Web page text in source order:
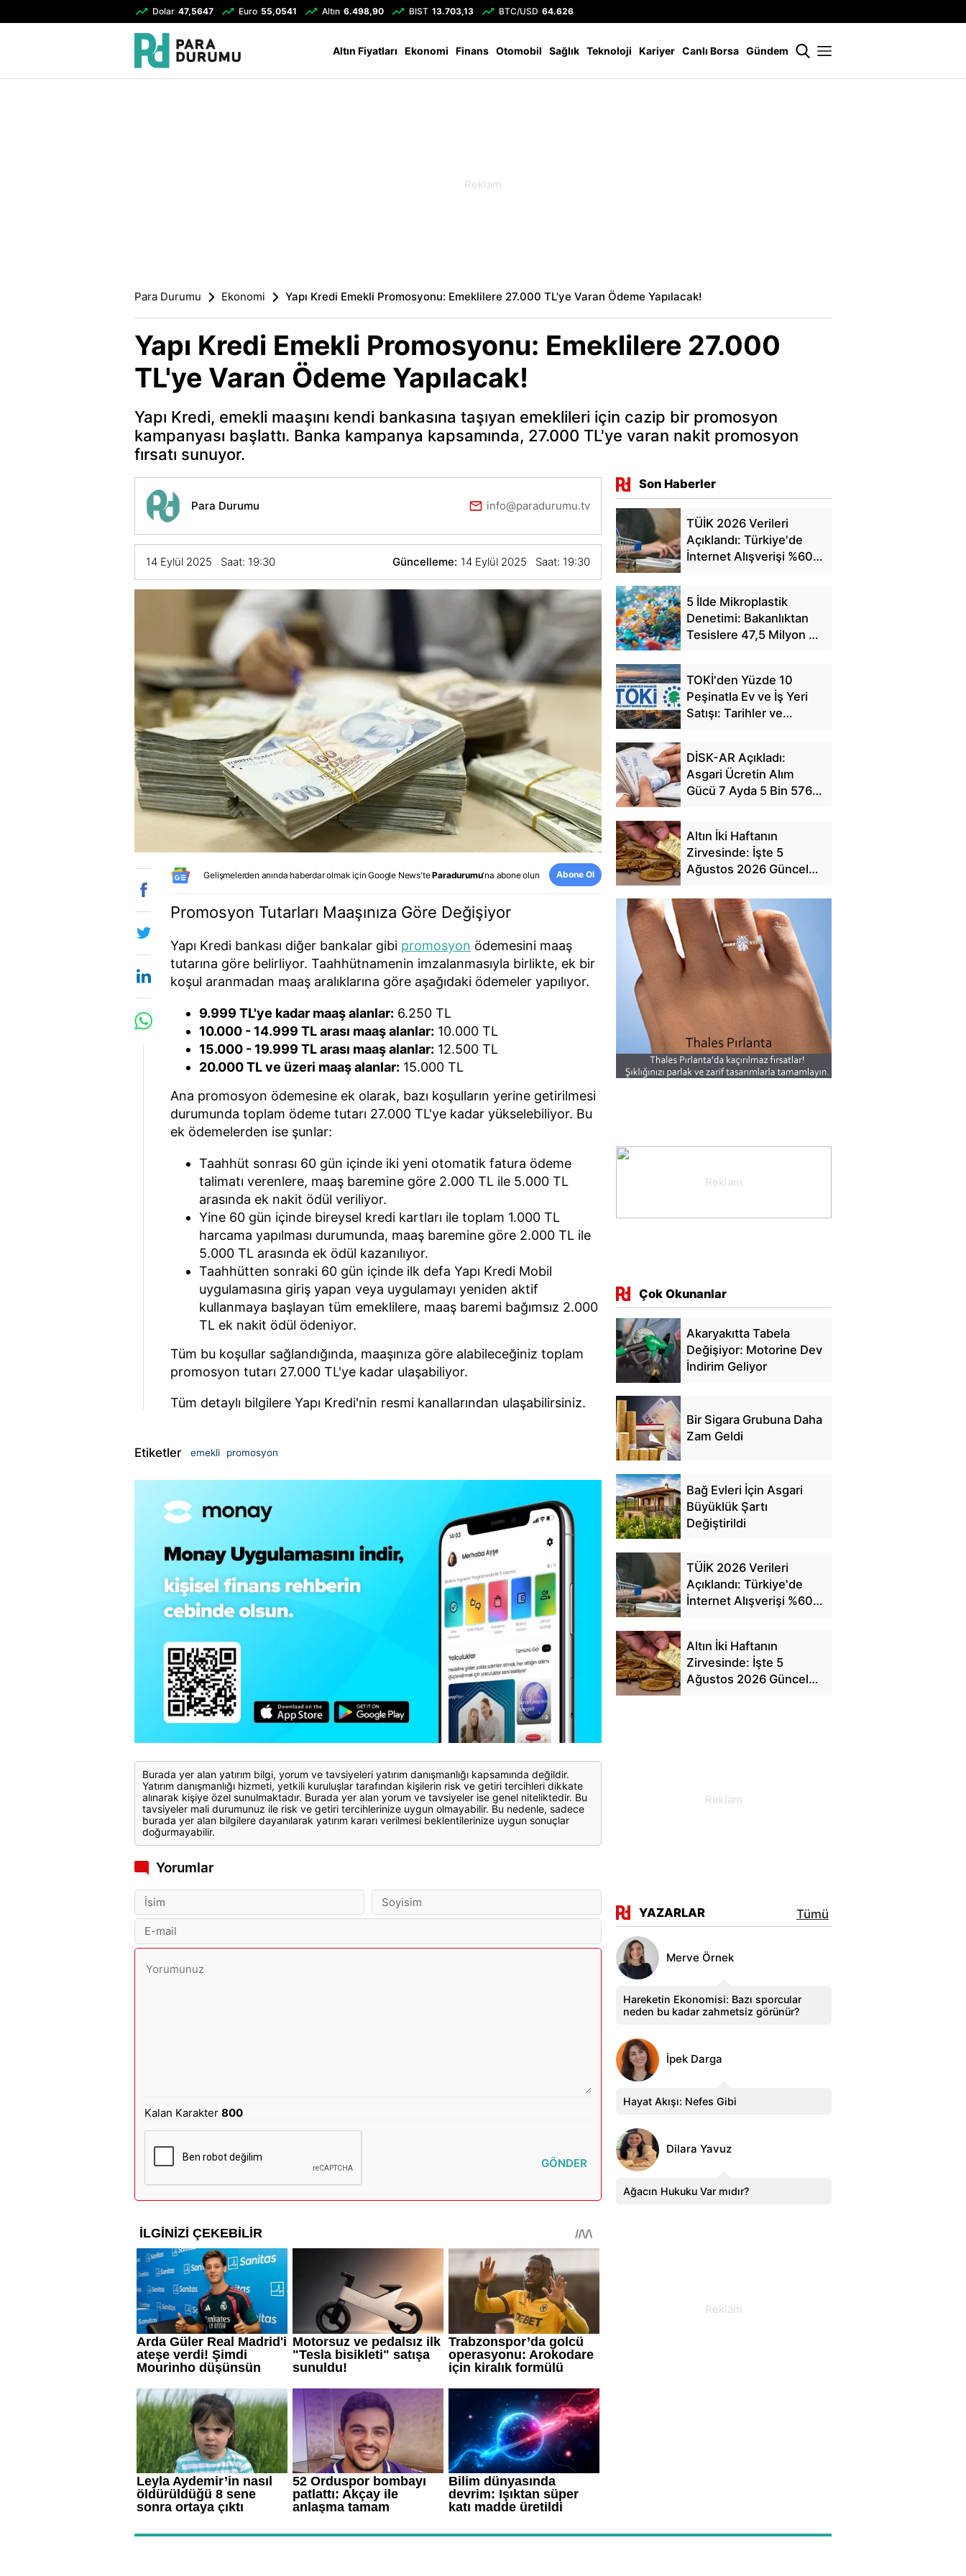
Dolar 47,5647 Euro 55,0541 Altın 6.498,90 BIST 13.703,13 BTC/USD 64.626
Altın Fiyatları Ekonomi Finans Otomobil Sağlık Teknoloji Kariyer Canlı Borsa Gündem
Para Durumu Ekonomi Yapı Kredi Emekli Promosyonu: Emeklilere 27.000 TL'ye Varan Ödeme Yapılacak!
Yapı Kredi Emekli Promosyonu: Emeklilere 27.000
TL'ye Varan Ödeme Yapılacak!
Yapı Kredi, emekli maaşını kendi bankasına taşıyan emeklileri için cazip bir promosyon
kampanyası başlattı. Banka kampanya kapsamında, 27.000 TL'ye varan nakit promosyon
fırsatı sunuyor.
Para Durumu info@paradurumu.tv
14 Eylül 2025 Saat: 19:30 Güncelleme: 14 Eylül 2025 Saat: 19:30
Gelişmelerden anında haberdar olmak içinGoogle News'teParadurumu'na abone olun Abone Ol
Promosyon Tutarları Maaşınıza Göre Değişiyor
Yapı Kredi bankası diğer bankalar gibi promosyon ödemesini maaş
tutarına göre belirliyor. Taahhütnamenin imzalanmasıyla birlikte, ek bir
koşul aranmadan maaş aralıklarına göre aşağıdaki ödemeler yapılıyor.
9.999 TL'ye kadar maaş alanlar: 6.250 TL
10.000 - 14.999 TL arası maaş alanlar: 10.000 TL
15.000 - 19.999 TL arası maaş alanlar: 12.500 TL
20.000 TL ve üzeri maaş alanlar: 15.000 TL
Ana promosyon ödemesine ek olarak, bazı koşulların yerine getirilmesi
durumunda toplam ödeme tutarı 27.000 TL'ye kadar yükselebiliyor. Bu
ek ödemelerden ise şunlar:
Taahhüt sonrası 60 gün içinde iki yeni otomatik fatura ödeme
talimatı verenlere, maaş baremine göre 2.000 TL ile 5.000 TL
arasında ek nakit ödül veriliyor.
Yine 60 gün içinde bireysel kredi kartları ile toplam 1.000 TL
harcama yapılması durumunda, maaş baremine göre 2.000 TL ile
5.000 TL arasında ek ödül kazanılıyor.
Taahhütten sonraki 60 gün içinde ilk defa Yapı Kredi Mobil
uygulamasına giriş yapan veya uygulamayı yeniden aktif
kullanmaya başlayan tüm emeklilere, maaş baremi bağımsız 2.000
TL ek nakit ödül ödeniyor.
Tüm bu koşullar sağlandığında, maaşınıza göre alabileceğiniz toplam
promosyon tutarı 27.000 TL'ye kadar ulaşabiliyor.
Tüm detaylı bilgilere Yapı Kredi'nin resmi kanallarından ulaşabilirsiniz.
Etiketler emekli promosyon
Burada yer alan yatırım bilgi, yorum ve tavsiyeleri yatırım danışmanlığı kapsamında değildir.
Yatırım danışmanlığı hizmeti, yetkili kuruluşlar tarafından kişilerin risk ve getiri tercihleri dikkate
alınarak kişiye özel sunulmaktadır. Burada yer alan yorum ve tavsiyeler ise genel niteliktedir. Bu
tavsiyeler mali durumunuz ile risk ve getiri tercihlerinize uygun olmayabilir. Bu nedenle, sadece
burada yer alan bilgilere dayanılarak yatırım kararı verilmesi beklentilerinize uygun sonuçlar
doğurmayabilir.
Yorumlar
Kalan Karakter800
GÖNDER
Son Haberler
TÜİK 2026 Verileri
Açıklandı: Türkiye'de
İnternet Alışverişi %60'a
5 İlde Mikroplastik
Denetimi: Bakanlıktan
Tesislere 47,5 Milyon TL
TOKİ'den Yüzde 10
Peşinatla Ev ve İş Yeri
Satışı: Tarihler ve
DİSK-AR Açıkladı:
Asgari Ücretin Alım
Gücü 7 Ayda 5 Bin 576
Altın İki Haftanın
Zirvesinde: İşte 5
Ağustos 2026 Güncel
Çok Okunanlar
Akaryakıtta Tabela
Değişiyor: Motorine Dev
İndirim Geliyor
Bir Sigara Grubuna Daha
Zam Geldi
Bağ Evleri İçin Asgari
Büyüklük Şartı
Değiştirildi
TÜİK 2026 Verileri
Açıklandı: Türkiye'de
İnternet Alışverişi %60'a
Altın İki Haftanın
Zirvesinde: İşte 5
Ağustos 2026 Güncel
YAZARLAR Tümü
Merve Örnek
Hareketin Ekonomisi: Bazı sporcular
neden bu kadar zahmetsiz görünür?
İpek Darga
Hayat Akışı: Nefes Gibi
Dilara Yavuz
Ağacın Hukuku Var mıdır?